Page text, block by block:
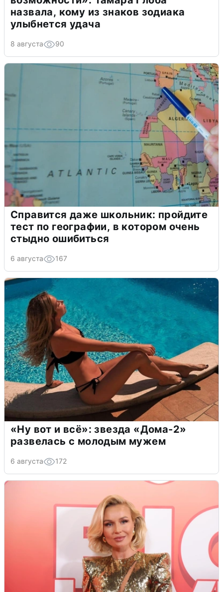
назвала, кому из знаков зодиака
улыбнется удача
8 августа 90
Справится даже школьник: пройдите
тест по географии, в котором очень
стыдно ошибиться
6 августа 167
«Ну вот и всё»: звезда «Дома-2»
развелась с молодым мужем
6 августа 172